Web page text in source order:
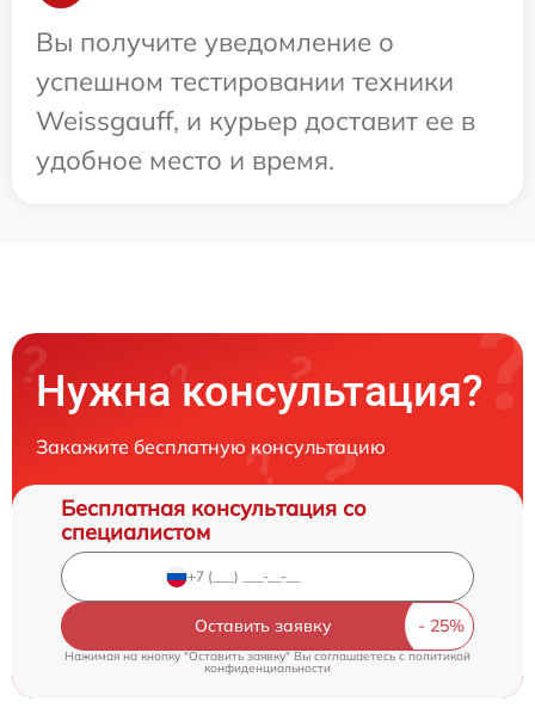
Вы получите уведомление о
успешном тестировании техники
Weissgauff, и курьер доставит ее в
удобное место и время.
Нужна консультация?
Закажите бесплатную консультацию
Бесплатная консультация со
специалистом
Оставить заявку
Нажимая на кнопку "Оставить заявку" Вы соглашаетесь cполитикой
конфиденциальности